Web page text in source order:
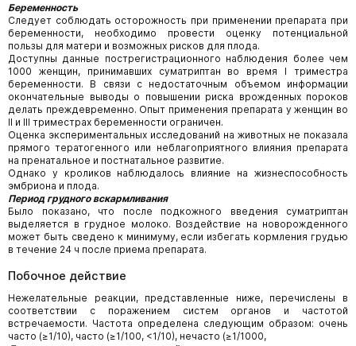
Беременность
Следует соблюдать осторожность при применении препарата при
беременности, необходимо провести оценку потенциальной
пользы для матери и возможных рисков для плода.
Доступны данные пострегистрационного наблюдения более чем
1000 женщин, принимавших суматриптан во время I триместра
беременности. В связи с недостаточным объемом информации
окончательные выводы о повышении риска врожденных пороков
делать преждевременно. Опыт применения препарата у женщин во
II и III триместрах беременности ограничен.
Оценка экспериментальных исследований на животных не показала
прямого тератогенного или неблагоприятного влияния препарата
на пренатальное и постнатальное развитие.
Однако у кроликов наблюдалось влияние на жизнеспособность
эмбриона и плода.
Период грудного вскармливания
Было показано, что после подкожного введения суматриптан
выделяется в грудное молоко. Воздействие на новорожденного
может быть сведено к минимуму, если избегать кормления грудью
в течение 24 ч после приема препарата.
Побочное действие
Нежелательные реакции, представленные ниже, перечислены в
соответствии с поражением систем органов и частотой
встречаемости. Частота определена следующим образом: очень
часто (≥1/10), часто (≥1/100, <1/10), нечасто (≥1/1000,